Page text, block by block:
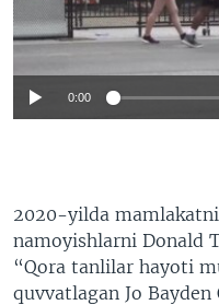
0:00
2020-yilda
namoyishlarni Donald
“Qora tanlilar hayoti
quvvatlagan Jo